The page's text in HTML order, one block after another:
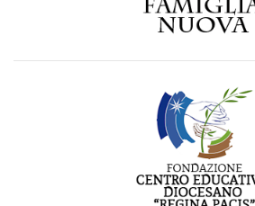
Visita il sito del Centro Educativo
Pacis"
link